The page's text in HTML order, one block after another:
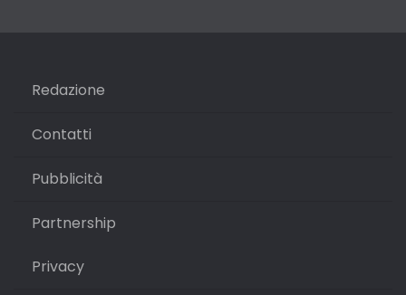
Redazione
Contatti
Pubblicità
Partnership
Privacy